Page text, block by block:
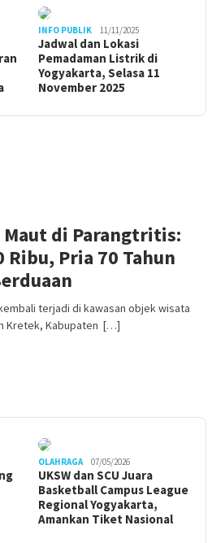
INFO PUBLIK 11/11/2025
Jadwal dan Lokasi
Pemadaman Listrik di
Yogyakarta, Selasa 11
November 2025
Maut di Parangtritis:
Ribu, Pria 70 Tahun
terjadi di kawasan objek wisata
Kretek, Kabupaten […]
OLAHRAGA 07/05/2026
UKSW dan SCU Juara
Basketball Campus League
Regional Yogyakarta,
Amankan Tiket Nasional